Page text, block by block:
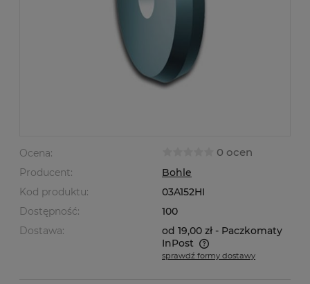
Ocena: 0 ocen
Producent:
Bohle
Kod produktu:
03A152HI
Dostępność:
100
Dostawa:
od 19,00 zł - Paczkomaty
InPost
Cena nie zawiera ewentualnych kosztów płatności
sprawdź formy dostawy